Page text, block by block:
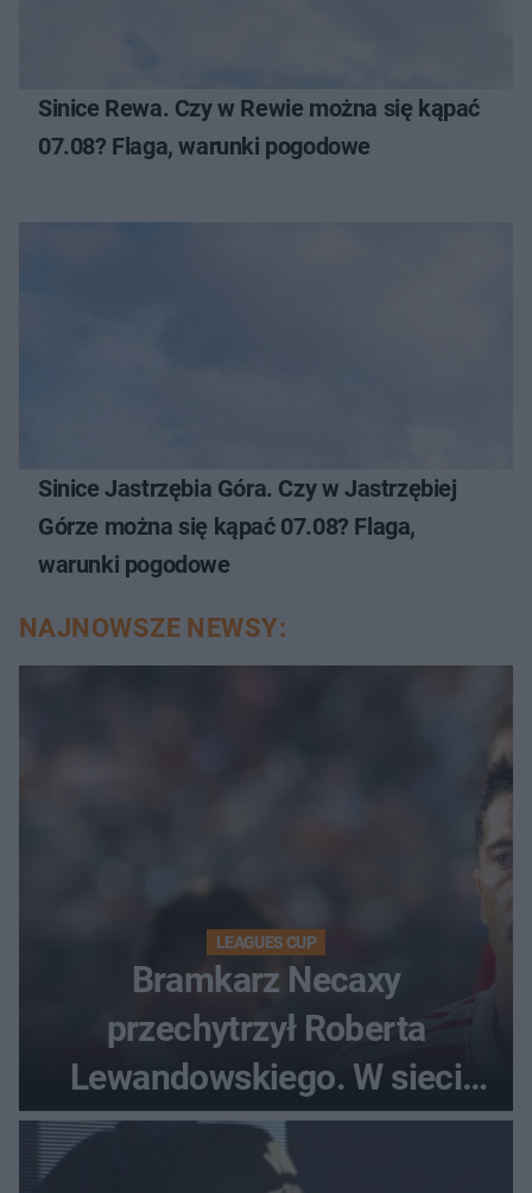
Sinice Rewa. Czy w Rewie można się kąpać
07.08? Flaga, warunki pogodowe
Sinice Jastrzębia Góra. Czy w Jastrzębiej
Górze można się kąpać 07.08? Flaga,
warunki pogodowe
NAJNOWSZE NEWSY:
LEAGUES CUP
Bramkarz Necaxy
przechytrzył Roberta
Lewandowskiego. W sieci
krąży wideo z tego pojedynku